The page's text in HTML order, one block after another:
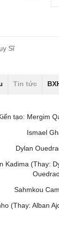
Sĩ
Tin tức
tạo: Mergim
Ismael
Dylan
Kadima (Thay:
Sahmkou
(Thay: Alban